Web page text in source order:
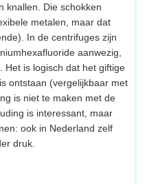
knallen. Die schokken
metalen, maar dat
In de centrifuges zijn
aanwezig,
Het is logisch dat het giftige
ontstaan (vergelijkbaar met
is niet te maken met de
is interessant, maar
ook in Nederland zelf
druk.